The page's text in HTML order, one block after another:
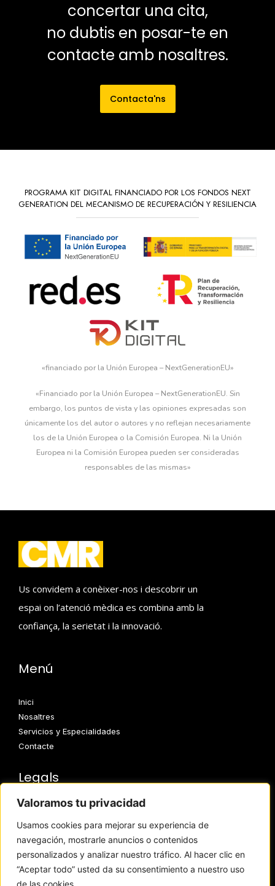
Valoramos tu privacidad
Usamos cookies para mejorar su experiencia de
navegación, mostrarle anuncios o contenidos
personalizados y analizar nuestro tráfico. Al hacer clic en
“Aceptar todo” usted da su consentimiento a nuestro uso
de las cookies.
concertar una cita,
no dubtis en posar-te en
contacte amb nosaltres.
Contacta'ns
PROGRAMA KIT DIGITAL FINANCIADO POR LOS FONDOS NEXT
GENERATION DEL MECANISMO DE RECUPERACIÓN Y RESILIENCIA
«financiado por la Unión Europea – NextGenerationEU»
«Financiado por la Unión Europea – NextGenerationEU. Sin
embargo, los puntos de vista y las opiniones expresadas son
únicamente los del autor o autores y no reflejan necesariamente
los de la Unión Europea o la Comisión Europea. Ni la Unión
Europea ni la Comisión Europea pueden ser consideradas
responsables de las mismas»
Us convidem a conèixer-nos i descobrir un
espai on l’atenció mèdica es combina amb la
confiança, la serietat i la innovació.
Menú
Inici
Nosaltres
Servicios y Especialidades
Contacte
Legals
Avís Legal
Política de Privadesa
Política de Cookies
Accessibilitat